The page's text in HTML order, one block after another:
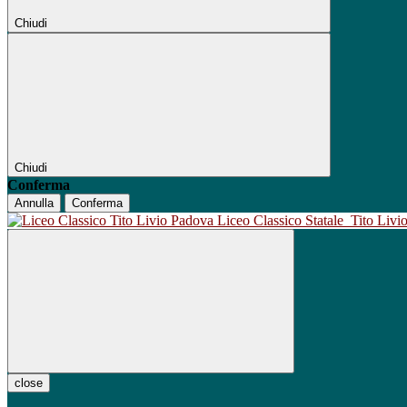
Chiudi
Chiudi
Conferma
Annulla Conferma
Liceo Classico Statale Tito Livio
close